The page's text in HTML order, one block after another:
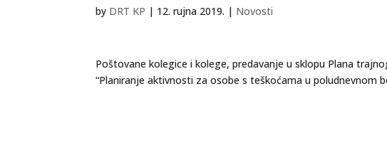
by DRT KP | 12. rujna 2019. | Novosti
Poštovane kolegice i kolege, predavanje u sklopu Plana
“Planiranje aktivnosti za osobe s teškoćama u poludnevnom